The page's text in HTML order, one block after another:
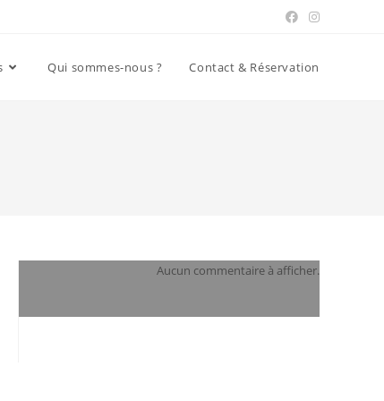
Qui sommes-nous ? Contact & Réservation
Aucun commentaire à afficher.